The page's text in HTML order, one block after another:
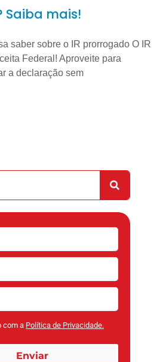
Saiba mais!
saber sobre o IR prorrogado O IR
Federal! Aproveite para
a declaração sem
com a Política de Privacidade.
Enviar